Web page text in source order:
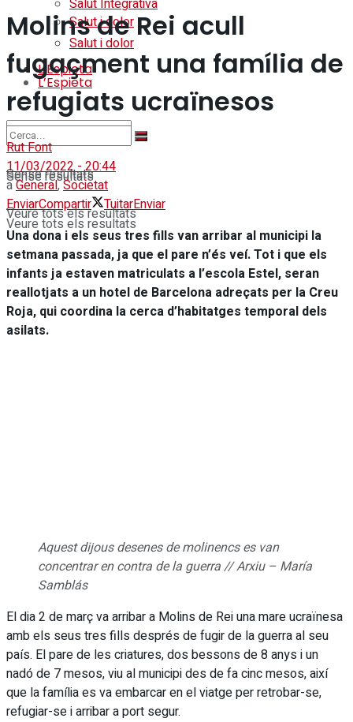
Salut i dolor
L’Espieta
Sense resultats
Veure tots els resultats
Salut Integrativa
Salut i dolor
L’Espieta
Sense resultats
Veure tots els resultats
Molins de Rei acull
fugaçment una família de
refugiats ucraïnesos
Rut Font
11/03/2022 - 20:44
aGeneral,Societat
EnviarCompartir TuitarEnviar
Una dona i els seus tres fills van arribar al municipi la
setmana passada, ja que el pare n’és veí. Tot i que els
infants ja estaven matriculats a l’escola Estel, seran
reallotjats a un hotel de Barcelona adreçats per la Creu
Roja, qui coordina la cerca d’habitatges temporal dels
asilats.
Aquest dijous desenes de molinencs es van
concentrar en contra de la guerra // Arxiu – María
Samblás
El dia 2 de març va arribar a Molins de Rei una mare ucraïnesa
amb els seus tres fills després de fugir de la guerra al seu
país. El pare de les criatures, dos bessons de 8 anys i un
nadó de 7 mesos, viu al municipi des de fa cinc mesos, així
que la família es va embarcar en el viatge per retrobar-se,
refugiar-se i arribar a port segur.